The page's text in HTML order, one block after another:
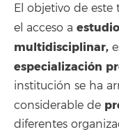
El objetivo de
el acceso a
multidisciplinar,
especialización
institución se ha
considerable de
diferentes